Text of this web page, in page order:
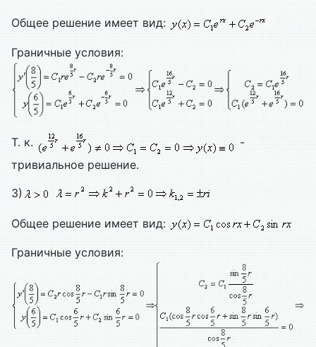
Общее решение имеет вид:
Граничные условия:
Т. к.
-
тривиальное решение.
3)
Общее решение имеет вид:
Граничные условия: